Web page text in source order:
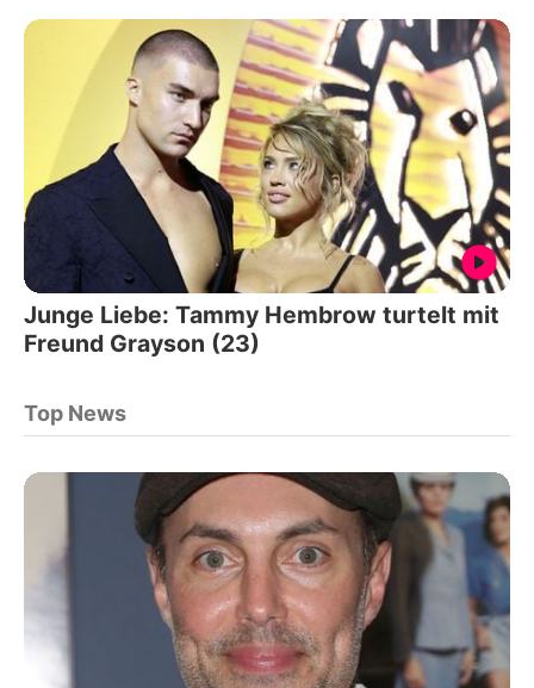
Junge Liebe: Tammy Hembrow turtelt mit
Freund Grayson (23)
Top News